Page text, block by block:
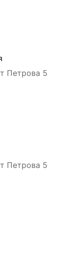
Петрова 5
Петрова 5